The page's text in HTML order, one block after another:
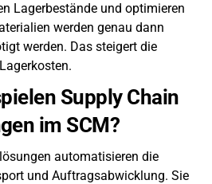
Lagerbestände und optimieren
werden genau dann
werden. Das steigert die
Supply Chain
im SCM?
automatisieren die
und Auftragsabwicklung. Sie